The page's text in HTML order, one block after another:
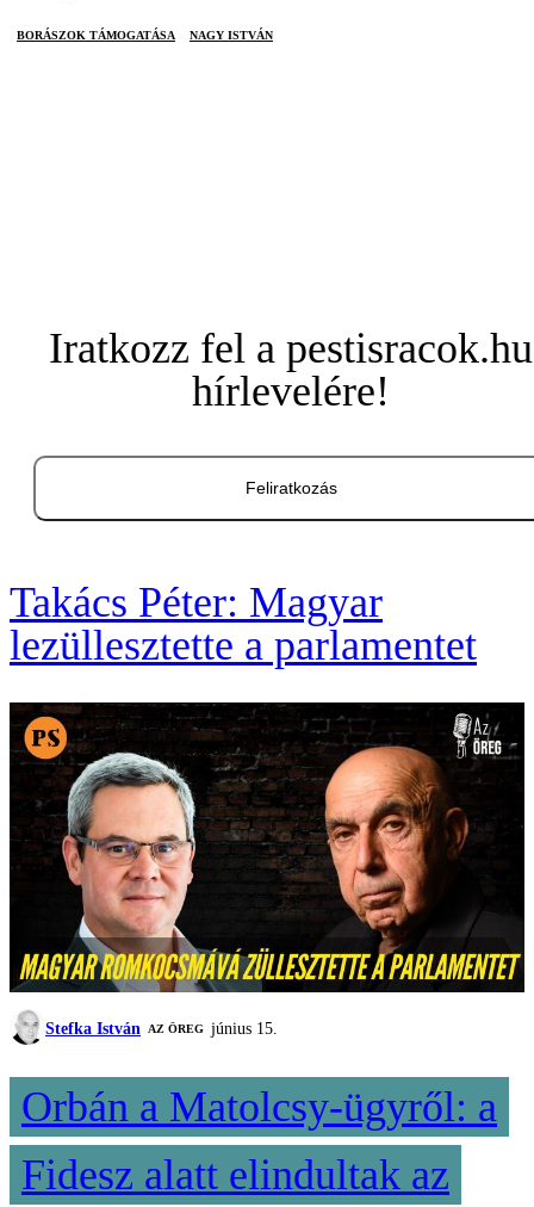
BORÁSZOK TÁMOGATÁSA NAGY ISTVÁN
Iratkozz fel a pestisracok.hu
hírlevelére!
Feliratkozás
Takács Péter: Magyar
lezüllesztette a parlamentet
Stefka István AZ ÖREG június 15.
Orbán a Matolcsy-ügyről: a
Fidesz alatt elindultak az